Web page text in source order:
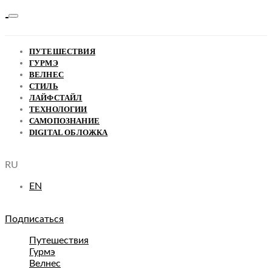
ПУТЕШЕСТВИЯ
ГУРМЭ
ВЕЛНЕС
СТИЛЬ
ЛАЙФСТАЙЛ
ТЕХНОЛОГИИ
САМОПОЗНАНИЕ
DIGITAL ОБЛОЖКА
RU
EN
Подписаться
Путешествия
Гурмэ
Велнес